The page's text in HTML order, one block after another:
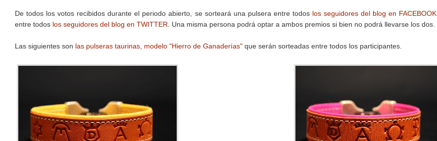
De todos los votos recibidos durante el periodo abierto, se sorteará una pulsera entre todos los seguidores del blog en FACEBOOK
entre todos los seguidores del blog en TWITTER . Una misma persona podrá optar a ambos premios si bien no podrá llevarse los dos.
Las siguientes son las pulseras taurinas, modelo "Hierro de Ganaderías" que serán sorteadas entre todos los participantes.